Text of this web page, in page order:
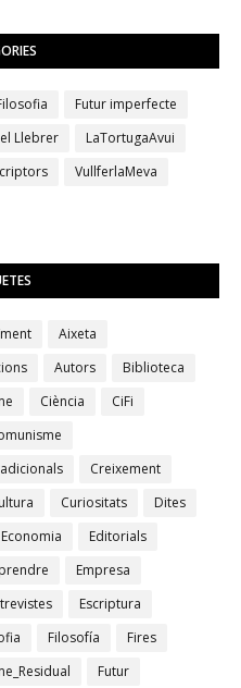
Futur imperfecte
Llebrer
LaTortugaAvui
VullferlaMeva
Aixeta
Autors
Biblioteca
Ciència
CiFi
Creixement
Curiositats
Dites
Economia
Editorials
Empresa
Escriptura
Filosofía
Fires
Futur